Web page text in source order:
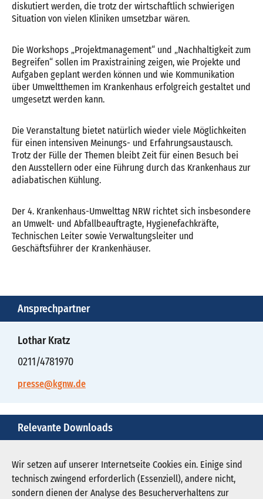
Wir setzen auf unserer Internetseite Cookies ein. Einige sind
technisch zwingend erforderlich (Essenziell), andere nicht,
sondern dienen der Analyse des Besucherverhaltens zur
diskutiert werden, die trotz der wirtschaftlich schwierigen
Situation von vielen Kliniken umsetzbar wären.
Die Workshops „Projektmanagement“ und „Nachhaltigkeit zum
Begreifen“ sollen im Praxistraining zeigen, wie Projekte und
Aufgaben geplant werden können und wie Kommunikation
über Umweltthemen im Krankenhaus erfolgreich gestaltet und
umgesetzt werden kann.
Die Veranstaltung bietet natürlich wieder viele Möglichkeiten
für einen intensiven Meinungs- und Erfahrungsaustausch.
Trotz der Fülle der Themen bleibt Zeit für einen Besuch bei
den Ausstellern oder eine Führung durch das Krankenhaus zur
adiabatischen Kühlung.
Der 4. Krankenhaus-Umwelttag NRW richtet sich insbesondere
an Umwelt- und Abfallbeauftragte, Hygienefachkräfte,
Technischen Leiter sowie Verwaltungsleiter und
Geschäftsführer der Krankenhäuser.
Ansprechpartner
Lothar Kratz
0211/4781970
presse@kgnw.de
Relevante Downloads
rs-2008-231-anlage.pdf
Download PDF (636 KB)